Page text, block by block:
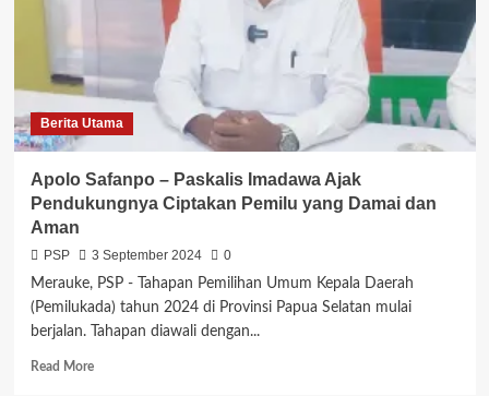
Bupati
Berita Utama
Apolo Safanpo – Paskalis Imadawa Ajak
Pendukungnya Ciptakan Pemilu yang Damai dan
Aman
PSP 3 September 2024
0
Merauke, PSP - Tahapan Pemilihan Umum Kepala Daerah
(Pemilukada) tahun 2024 di Provinsi Papua Selatan mulai
berjalan. Tahapan diawali dengan...
Read MoreRead